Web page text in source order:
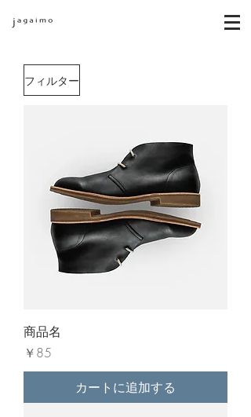
フィルター
商品名
価格
￥85
カートに追加する